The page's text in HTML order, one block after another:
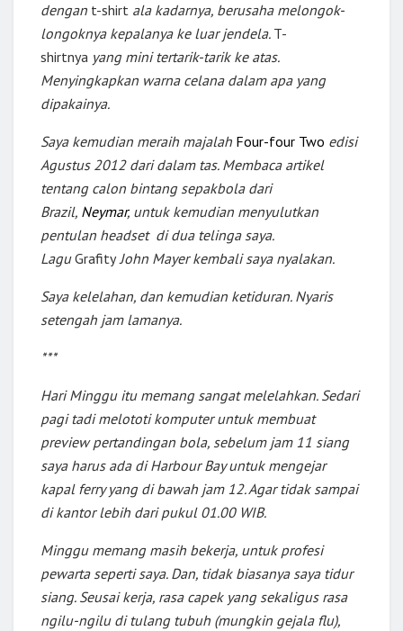
dengan t-shirt ala kadarnya, berusaha melongok-
longoknya kepalanya ke luar jendela. T-
shirtnya yang mini tertarik-tarik ke atas.
Menyingkapkan warna celana dalam apa yang
dipakainya.
Saya kemudian meraih majalah Four-four Two edisi
Agustus 2012 dari dalam tas. Membaca artikel
tentang calon bintang sepakbola dari
Brazil, Neymar, untuk kemudian menyulutkan
pentulan headset di dua telinga saya.
LaguGrafityJohn Mayer kembali saya nyalakan.
Saya kelelahan, dan kemudian ketiduran. Nyaris
setengah jam lamanya.
***
Hari Minggu itu memang sangat melelahkan. Sedari
pagi tadi melototi komputer untuk membuat
preview pertandingan bola, sebelum jam 11 siang
saya harus ada di Harbour Bay untuk mengejar
kapal ferry yang di bawah jam 12. Agar tidak sampai
di kantor lebih dari pukul 01.00 WIB.
Minggu memang masih bekerja, untuk profesi
pewarta seperti saya. Dan, tidak biasanya saya tidur
siang. Seusai kerja, rasa capek yang sekaligus rasa
ngilu-ngilu di tulang tubuh (mungkin gejala flu),